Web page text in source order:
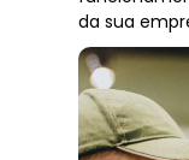
da sua